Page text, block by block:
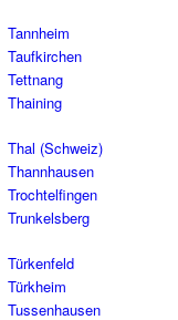
Tannheim
Taufkirchen
Tettnang
Thaining
Thal (Schweiz)
Thannhausen
Trochtelfingen
Trunkelsberg
Türkenfeld
Türkheim
Tussenhausen